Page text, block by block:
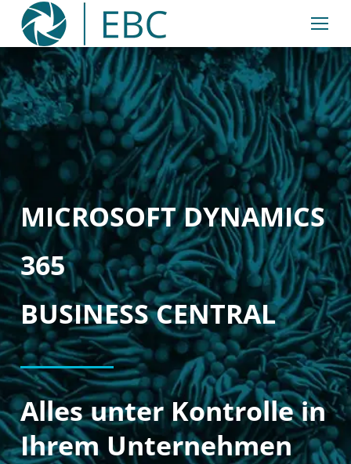
springen
MICROSOFT DYNAMICS
365
BUSINESS CENTRAL
Alles unter Kontrolle in
Ihrem Unternehmen